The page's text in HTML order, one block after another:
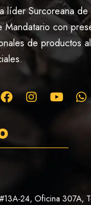
líder Surcoreana
Mandatario con
de productos
24, Oficina 307A,